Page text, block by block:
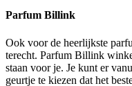
Parfum Billink
Ook voor de heerlijkste
terecht. Parfum Billink
staan voor je. Je kunt er
geurtje te kiezen dat het